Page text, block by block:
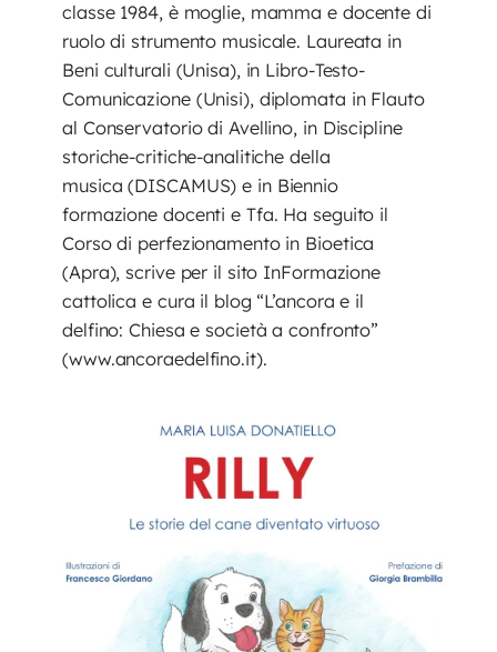
classe 1984, è moglie, mamma e docente di
ruolo di strumento musicale. Laureata in
Beni culturali (Unisa), in Libro-Testo-
Comunicazione (Unisi), diplomata in Flauto
al Conservatorio di Avellino, in Discipline
storiche-critiche-analitiche della
musica (DISCAMUS) e in Biennio
formazione docenti e Tfa. Ha seguito il
Corso di perfezionamento in Bioetica
(Apra), scrive per il sito InFormazione
cattolica e cura il blog “L’ancora e il
delfino: Chiesa e società a confronto”
(www.ancoraedelfino.it).